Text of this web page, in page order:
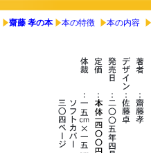
齋藤 孝の本 本の特徴 本の内容